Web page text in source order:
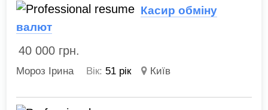
Касир обміну
валют
40 000 грн.
Мороз Ірина Вік: 51 рік Київ